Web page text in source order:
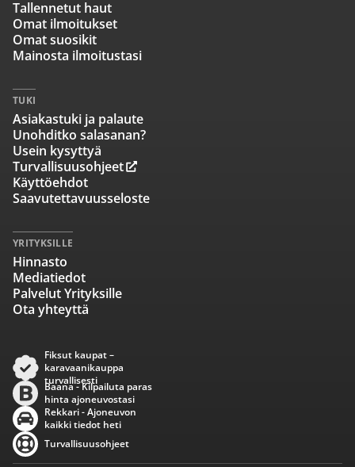
Tallennetut haut
Omat ilmoitukset
Omat suosikit
Mainosta ilmoitustasi
TUKI
Asiakastuki ja palaute
Unohditko salasanan?
Usein kysyttyä
Turvallisuusohjeet
Käyttöehdot
Saavutettavuusseloste
YRITYKSILLE
Hinnasto
Mediatiedot
Palvelut Yrityksille
Ota yhteyttä
Fiksut kaupat –
karavaanikauppa
turvallisesti
Baana - Kilpailuta paras
hinta ajoneuvostasi
Rekkari - Ajoneuvon
kaikki tiedot heti
Turvallisuusohjeet